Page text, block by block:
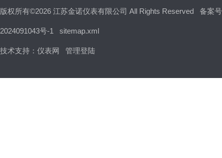
版权所有©2026 江苏金诺仪表有限公司 All Rights Reserved 备案
2024091043号-1 sitemap.xml
技术支持： 仪表网 管理登陆